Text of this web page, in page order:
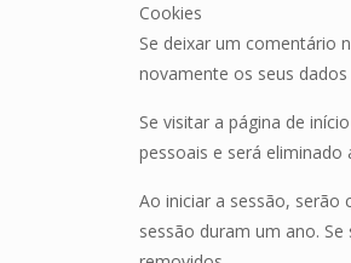
Cookies
Se deixar um comentário
novamente os seus
Se visitar a página de
pessoais e será
Ao iniciar a sessão, serão
sessão duram um ano.